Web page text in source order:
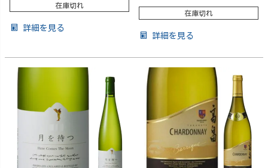
在庫切れ
詳細を見る
在庫切れ
詳細を見る